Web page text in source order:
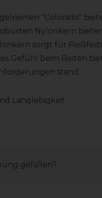
"Colorado"
Nylonkern
sorgt für
Gefühl beim Reiten
stand.
Langlebigkeit
gefallen?